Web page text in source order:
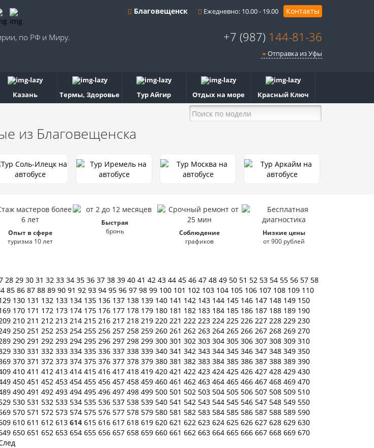
Благовещенск Ежедневно: 10.00 - 19.00 Контакты
по РФ и Миру. +7 (987) 144-81-36
Отправка из Уфы
Казань Термы, Здоровье Тур Айгир Отдых на море Красный Ключ
из Благовещенска
Опыт в сфере
туризма 10 лет
Быстрая
бронь
Соблюдение
графиков
Низкие цены
от 900 рублей
28 29 30 31 32 33 34 35 36 37 38 39 40 41 42 43 44 45 46 47 48 49 50 51 52 53 54 55 56 57 58
85 86 87 88 89 90 91 92 93 94 95 96 97 98 99 100 101 102 103 104 105 106 107 108 109 110
130 131 132 133 134 135 136 137 138 139 140 141 142 143 144 145 146 147 148 149 150
170 171 172 173 174 175 176 177 178 179 180 181 182 183 184 185 186 187 188 189 190
210 211 212 213 214 215 216 217 218 219 220 221 222 223 224 225 226 227 228 229 230
250 251 252 253 254 255 256 257 258 259 260 261 262 263 264 265 266 267 268 269 270
290 291 292 293 294 295 296 297 298 299 300 301 302 303 304 305 306 307 308 309 310
330 331 332 333 334 335 336 337 338 339 340 341 342 343 344 345 346 347 348 349 350
370 371 372 373 374 375 376 377 378 379 380 381 382 383 384 385 386 387 388 389 390
410 411 412 413 414 415 416 417 418 419 420 421 422 423 424 425 426 427 428 429 430
450 451 452 453 454 455 456 457 458 459 460 461 462 463 464 465 466 467 468 469 470
490 491 492 493 494 495 496 497 498 499 500 501 502 503 504 505 506 507 508 509 510
530 531 532 533 534 535 536 537 538 539 540 541 542 543 544 545 546 547 548 549 550
570 571 572 573 574 575 576 577 578 579 580 581 582 583 584 585 586 587 588 589 590
610 611 612 613 614 615 616 617 618 619 620 621 622 623 624 625 626 627 628 629 630
650 651 652 653 654 655 656 657 658 659 660 661 662 663 664 665 666 667 668 669 670